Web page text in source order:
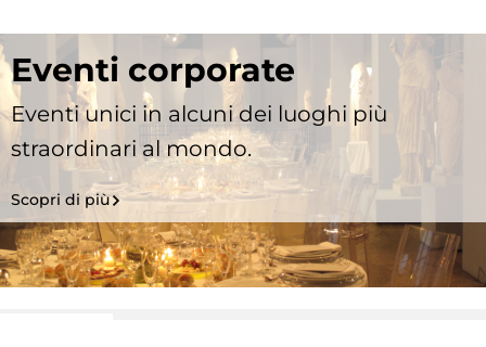
Eventi corporate
Eventi unici in alcuni dei luoghi più
straordinari al mondo.
Scopri di più